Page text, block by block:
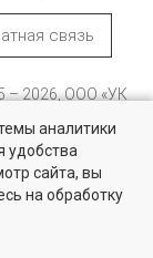
связь
– 2026, ООО «УК
Санкт-
пр. Юрия
1
аналитики
удобства
сайта, вы
на обработку